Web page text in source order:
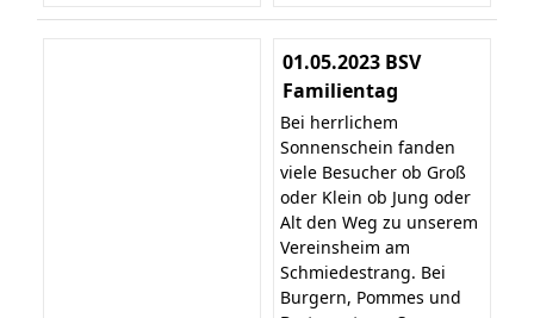
01.05.2023 BSV
Familientag
Bei herrlichem
Sonnenschein fanden
viele Besucher ob Groß
oder Klein ob Jung oder
Alt den Weg zu unserem
Vereinsheim am
Schmiedestrang. Bei
Burgern, Pommes und